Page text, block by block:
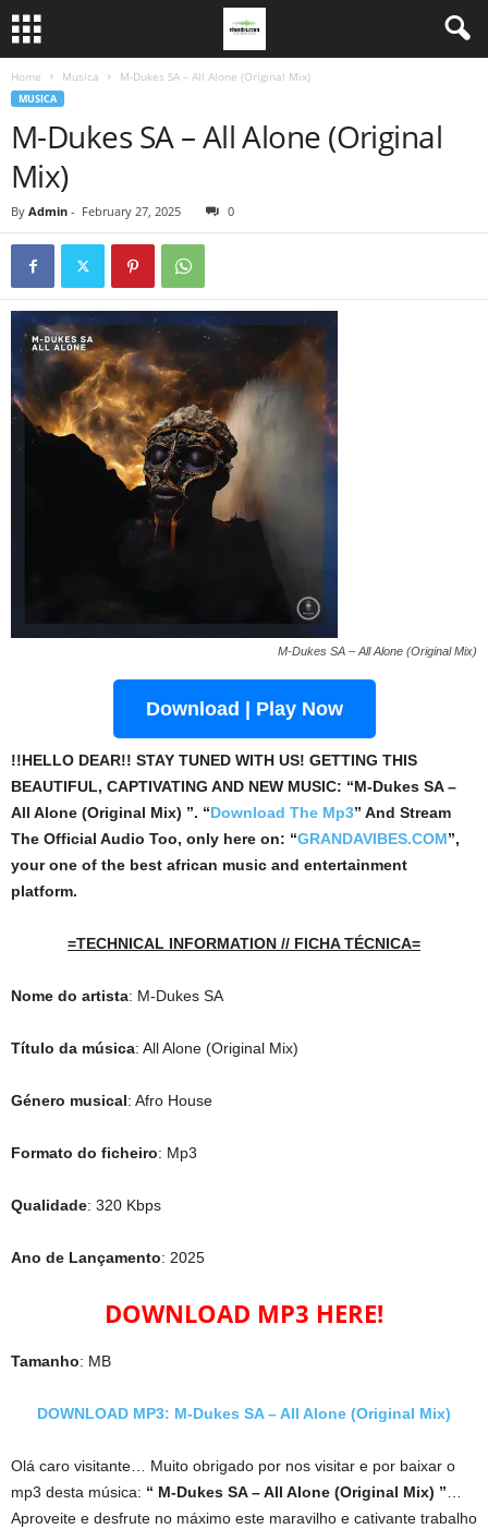
Home Musica M-Dukes SA – All Alone (Original Mix)
MUSICA
M-Dukes SA – All Alone (Original
Mix)
By Admin - February 27, 2025 0
M-Dukes SA – All Alone (Original Mix)
Download | Play Now
!!HELLO DEAR!! STAY TUNED WITH US! GETTING THIS
BEAUTIFUL, CAPTIVATING AND NEW MUSIC: “M-Dukes SA –
All Alone (Original Mix) ”. “Download The Mp3” And Stream
The Official Audio Too, only here on: “GRANDAVIBES.COM”,
your one of the best african music and entertainment
platform.
=TECHNICAL INFORMATION // FICHA TÉCNICA=
Nome do artista: M-Dukes SA
Título da música: All Alone (Original Mix)
Género musical: Afro House
Formato do ficheiro: Mp3
Qualidade: 320 Kbps
Ano de Lançamento: 2025
DOWNLOAD MP3 HERE!
Tamanho: MB
DOWNLOAD MP3: M-Dukes SA – All Alone (Original Mix)
Olá caro visitante… Muito obrigado por nos visitar e por baixar o
mp3 desta música: “ M-Dukes SA – All Alone (Original Mix) ”
Aproveite e desfrute no máximo este maravilho e cativante trabalho